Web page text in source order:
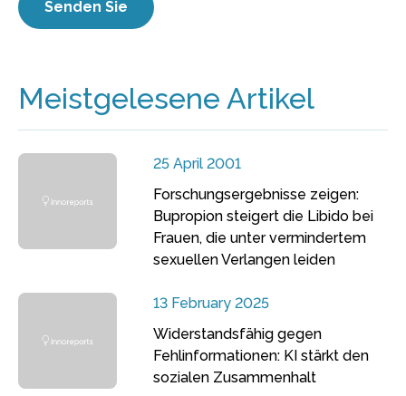
Meistgelesene Artikel
25 April 2001
Forschungsergebnisse zeigen:
Bupropion steigert die Libido bei
Frauen, die unter vermindertem
sexuellen Verlangen leiden
13 February 2025
Widerstandsfähig gegen
Fehlinformationen: KI stärkt den
sozialen Zusammenhalt